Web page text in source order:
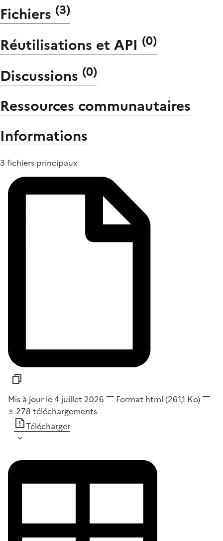
Fichiers (3)
Réutilisations et API (0)
Discussions (0)
Ressources communautaires
Informations
3 fichiers principaux
Mis à jour le 4 juillet 2026 Format html (261,1 Ko)
278 téléchargements
Télécharger